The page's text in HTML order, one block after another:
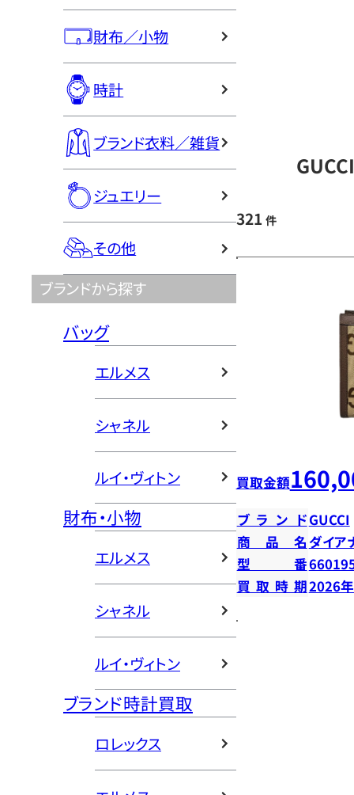
財布／小物
時計
ブランド衣料／雑貨
ジュエリー
その他
ブランドから探す
バッグ
エルメス
シャネル
ルイ・ヴィトン
財布・小物
エルメス
シャネル
ルイ・ヴィトン
ブランド時計買取
ロレックス
321 件
買取金額
ブランドGUCCI
商品名ダイア
型番
買取時期2026